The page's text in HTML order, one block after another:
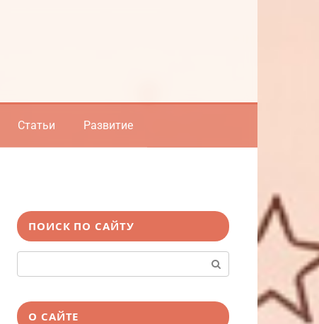
Статьи Развитие
ПОИСК ПО САЙТУ
О САЙТЕ